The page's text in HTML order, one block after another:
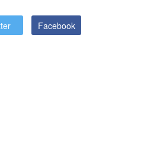
Facebook